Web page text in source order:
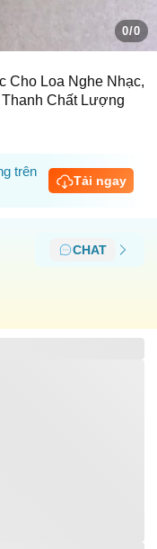
0/0
Cho Loa Nghe Nhạc,
Thanh Chất Lượng
trên
Tải ngay
CHAT